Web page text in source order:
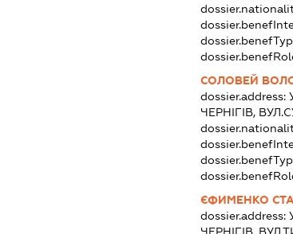
СОЛОВЕЙ
dossier.address:
ЧЕРНІГІВ,
ЄФИМЕНКО
dossier.address: